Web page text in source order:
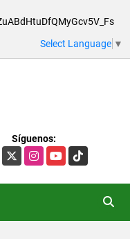
Select Language ▼
Síguenos:
X InstagramYouTubeTikTok